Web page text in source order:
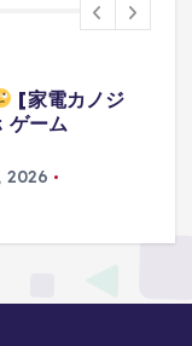
礎を作り上げ
ーム #ゲーム
ーマリオ64
2026